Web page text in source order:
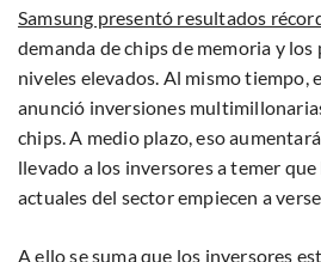
Samsung presentó resultados
demanda de chips de memoria y los
niveles elevados. Al mismo tiempo,
anunció inversiones
chips. A medio plazo, eso
llevado a los inversores a temer
actuales del sector empiecen a
A ello se suma que los inversores